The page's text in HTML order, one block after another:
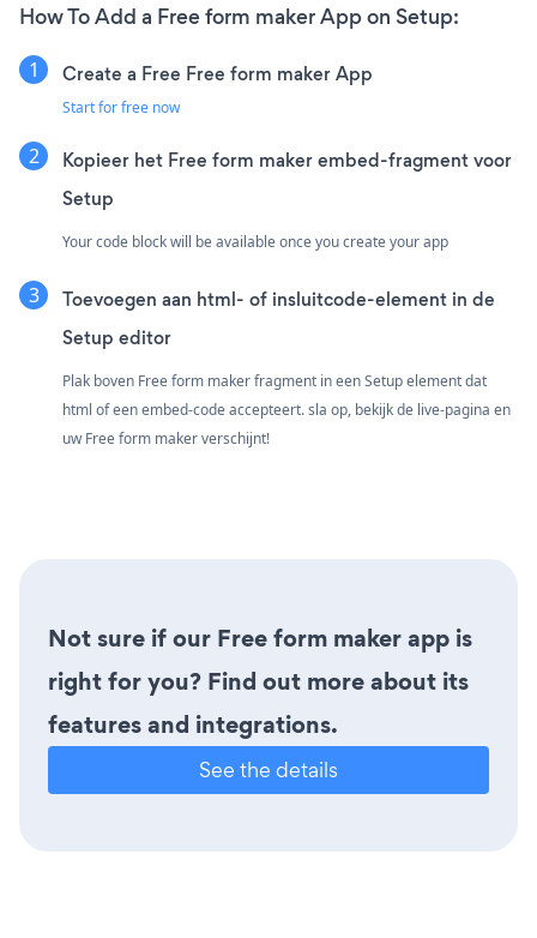
How To Add a Free form maker App on Setup:
Create a Free Free form maker App
Start for free now
Kopieer het Free form maker embed-fragment voor
Setup
Your code block will be available once you create your app
Toevoegen aan html- of insluitcode-element in de
Setup editor
Plak boven Free form maker fragment in een Setup element dat
html of een embed-code accepteert. sla op, bekijk de live-pagina en
uw Free form maker verschijnt!
Not sure if our Free form maker app is
right for you? Find out more about its
features and integrations.
See the details